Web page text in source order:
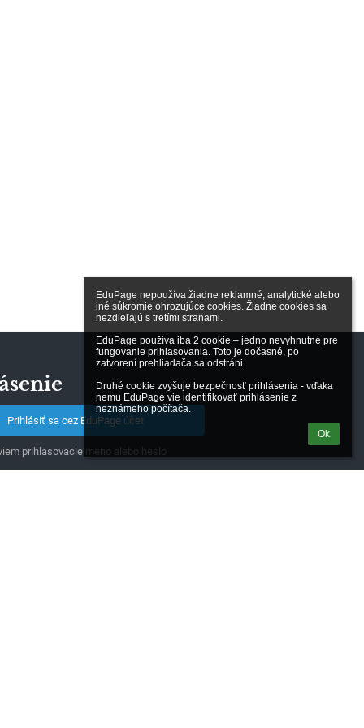
EduPage nepoužíva žiadne reklamné, analytické alebo
iné súkromie ohrozujúce cookies. Žiadne cookies sa
nezdieľajú s tretími stranami.
EduPage používa iba 2 cookie – jedno nevyhnutné pre
fungovanie prihlasovania. Toto je dočasné, po
zatvorení prehliadača sa odstráni.
Druhé cookie zvyšuje bezpečnosť prihlásenia - vďaka
nemu EduPage vie identifikovať prihlásenie z
neznámeho počítača.
Ok
Prihlásiť sa cez EduPage účet
prihlasovacie meno alebo heslo